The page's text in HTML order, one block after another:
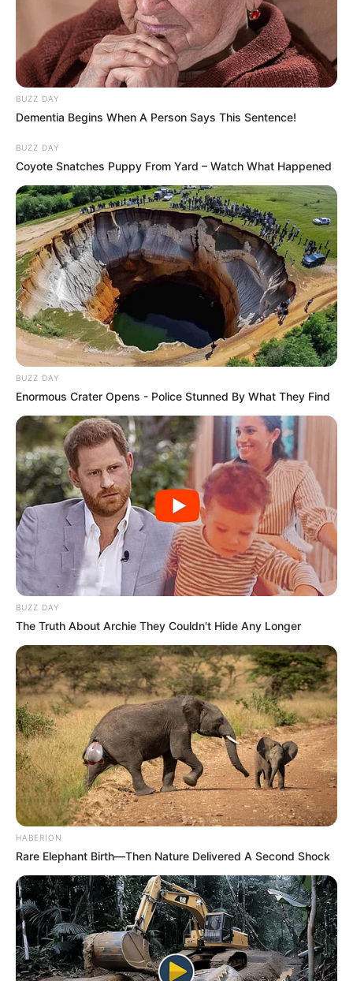
BUZZ DAY
Dementia Begins When A Person Says This Sentence!
BUZZ DAY
Coyote Snatches Puppy From Yard – Watch What Happened
BUZZ DAY
Enormous Crater Opens - Police Stunned By What They Find
BUZZ DAY
The Truth About Archie They Couldn't Hide Any Longer
HABERION
Rare Elephant Birth—Then Nature Delivered A Second Shock